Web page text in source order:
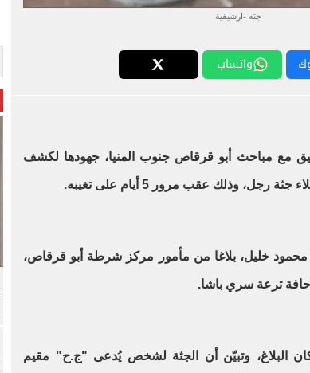
جثه -ارشيفية
واتساب
مع مباحث أبو قرقاص جنوب المنيا، جهودها لكشف
وذلك عقب مرور 5 أيام على تغيبه.
محمود خليل، بلاغا من مأمور مركز شرطة أبو قرقاص،
ترعة سري باشا.
البلاغ، وتبيّن أن الجثة لشخص يُدعى "ج.ح" مقيم